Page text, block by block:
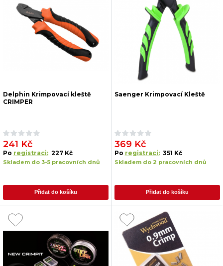
Delphin Krimpovací kleště
CRIMPER
241 Kč
Po registraci: 227 Kč
Skladem do 3-5 pracovních dnů
Přidat do košíku
Saenger Krimpovací Kleště
369 Kč
Po registraci: 351 Kč
Skladem do 2 pracovních dnů
Přidat do košíku